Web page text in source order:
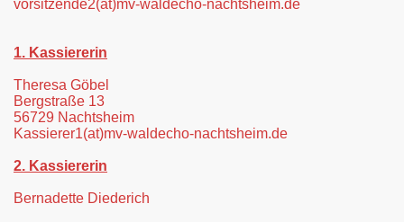
vorsitzende2(at)mv-waldecho-nachtsheim.de
1. Kassiererin
Theresa Göbel
Bergstraße 13
56729 Nachtsheim
Kassierer1(at)mv-waldecho-nachtsheim.de
2. Kassiererin
Bernadette Diederich